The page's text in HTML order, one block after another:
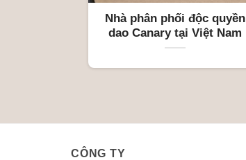
Nhà phân phối độc quyền
dao Canary tại Việt Nam
CÔNG TY